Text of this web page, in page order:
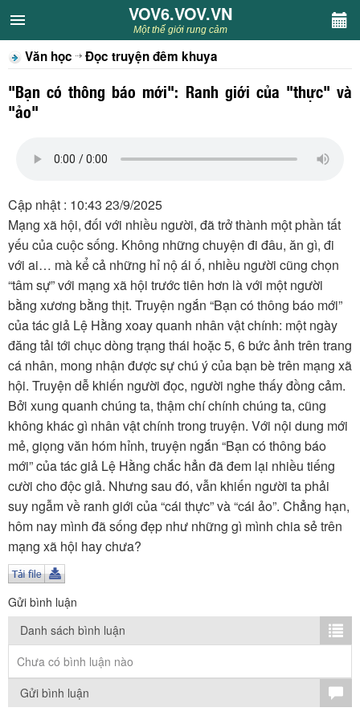
VOV6.VOV.VN
CHUYÊN MỤC
Khách VOV6
Sân khấu
Thiếu nhi
Kết nối VOV6
TÌM KIẾM
Vận hành bởi QI Corp
VOV6.VOV.VN
Một thế giới rung cảm
Văn học Đọc truyện đêm khuya
"Bạn có thông báo mới": Ranh giới của "thực" và
"ảo"
Cập nhật : 10:43 23/9/2025
Mạng xã hội, đối với nhiều người, đã trở thành một phần tất
yếu của cuộc sống. Không những chuyện đi đâu, ăn gì, đi
với ai… mà kể cả những hỉ nộ ái ố, nhiều người cũng chọn
“tâm sự” với mạng xã hội trước tiên hơn là với một người
bằng xương bằng thịt. Truyện ngắn “Bạn có thông báo mới”
của tác giả Lệ Hằng xoay quanh nhân vật chính: một ngày
đăng tải tới chục dòng trạng thái hoặc 5, 6 bức ảnh trên trang
cá nhân, mong nhận được sự chú ý của bạn bè trên mạng xã
hội. Truyện dễ khiến người đọc, người nghe thấy đồng cảm.
Bởi xung quanh chúng ta, thậm chí chính chúng ta, cũng
không khác gì nhân vật chính trong truyện. Với nội dung mới
mẻ, giọng văn hóm hỉnh, truyện ngắn “Bạn có thông báo
mới” của tác giả Lệ Hằng chắc hẳn đã đem lại nhiều tiếng
cười cho độc giả. Nhưng sau đó, vẫn khiến người ta phải
suy ngẫm về ranh giới của “cái thực” và “cái ảo”. Chẳng hạn,
hôm nay mình đã sống đẹp như những gì mình chia sẻ trên
mạng xã hội hay chưa?
Gửi bình luận
Danh sách bình luận
Chưa có bình luận nào
Gửi bình luận